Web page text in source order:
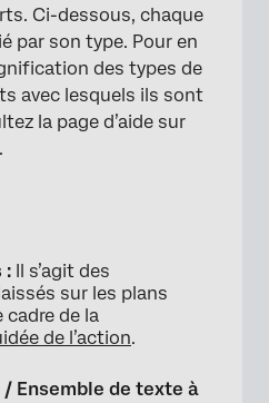
Ci-dessous, chaque
par son type. Pour en
des types de
avec lesquels ils sont
la page d’aide sur
.
: Il s’agit des
sur les plans
cadre de la
de l’action.
Ensemble de texte à